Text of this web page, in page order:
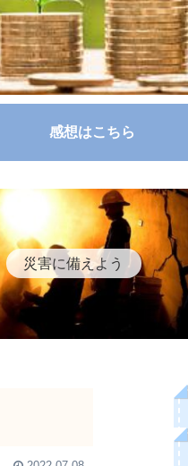
感想はこちら
災害に備えよう